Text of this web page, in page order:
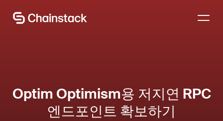
전문가와 상담하기
Optim Optimism용 저지연 RPC
엔드포인트 확보하기